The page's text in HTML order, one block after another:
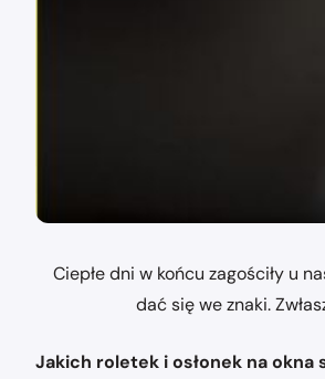
Ciepłe dni w końcu zagościły u
dać się we znaki.
Jakich roletek i osłonek na